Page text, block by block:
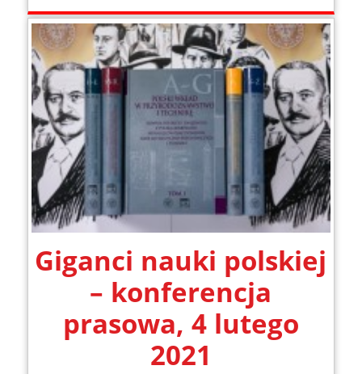
Giganci nauki polskiej
– konferencja
prasowa, 4 lutego
2021